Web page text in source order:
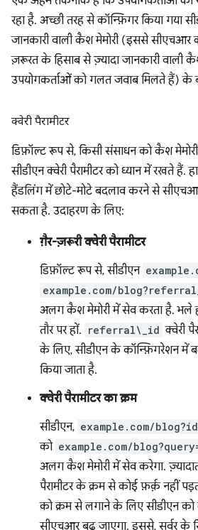
रहा है. अच्छी तरह से कॉन्फ़िगर किया गया
जानकारी वाली कैश मेमोरी (इससे
ज़रूरत के हिसाब से ज़्यादा जानकारी वाली
उपयोगकर्ताओं को गलत जवाब मिलते हैं) के
क्वेरी पैरामीटर
डिफ़ॉल्ट रूप से, किसी संसाधन को कैश
सीडीएन क्वेरी पैरामीटर को ध्यान में रखते हैं.
हैंडलिंग में छोटे-मोटे बदलाव करने से
सकता है. उदाहरण के लिए:
ग़ैर-ज़रूरी क्वेरी पैरामीटर
डिफ़ॉल्ट रूप से, सीडीएन
example.com/
अलग कैश मेमोरी में सेव करता है. भले
तौर पर हों. referral\_id क्वेरी
के लिए, सीडीएन के कॉन्फ़िगरेशन में
किया जाता है.
क्वेरी पैरामीटर का क्रम
सीडीएन, example.com/
को example.com/
अलग कैश मेमोरी में सेव करेगा.
पैरामीटर के क्रम से कोई फ़र्क़ नहीं
को क्रम से लगाने के लिए सीडीएन
सीएचआर बढ़ जाएगा. इससे, सर्वर के